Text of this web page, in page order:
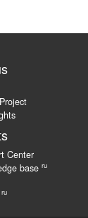
Center
base ru
ru